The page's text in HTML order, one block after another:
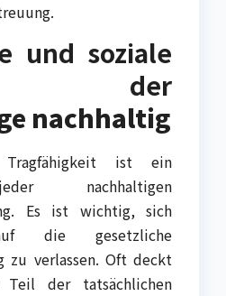
und soziale
der
nachhaltig
ist ein
nachhaltigen
Es ist wichtig, sich
die gesetzliche
zu verlassen. Oft deckt
der tatsächlichen